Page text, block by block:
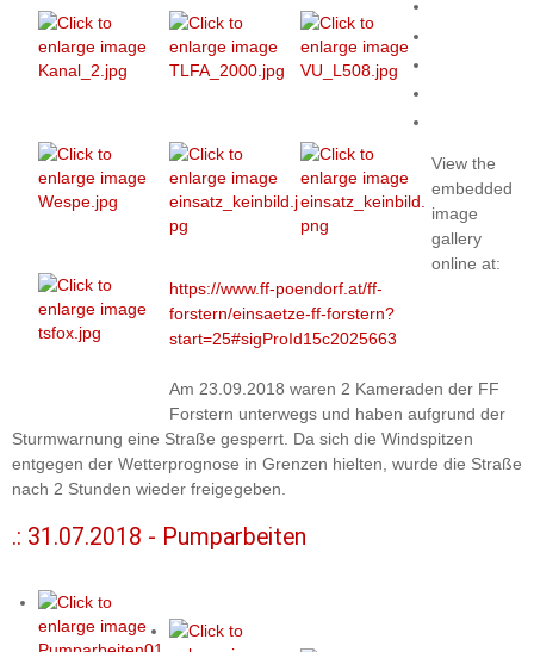
View the
embedded
image
gallery
online at:
https://www.ff-poendorf.at/ff-
forstern/einsaetze-ff-forstern?
start=25#sigProId15c2025663
Am 23.09.2018 waren 2 Kameraden der FF
Forstern unterwegs und haben aufgrund der
Sturmwarnung eine Straße gesperrt. Da sich die Windspitzen
entgegen der Wetterprognose in Grenzen hielten, wurde die Straße
nach 2 Stunden wieder freigegeben.
.: 31.07.2018 - Pumparbeiten